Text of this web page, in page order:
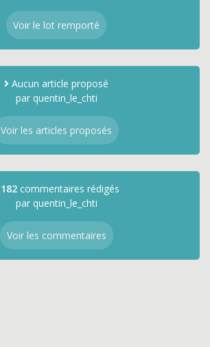
Voir le lot remporté
Aucun article proposé
par quentin_le_chti
Voir les articles proposés
182 commentaires rédigés
par quentin_le_chti
Voir les commentaires